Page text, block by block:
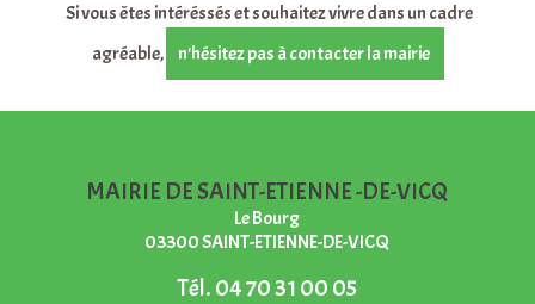
Si vous êtes intéréssés et souhaitez vivre dans un cadre
agréable, n'hésitez pas à contacter la mairie
MAIRIE DE SAINT-ETIENNE -DE-VICQ
Le Bourg
03300 SAINT-ETIENNE-DE-VICQ
Tél. 04 70 31 00 05